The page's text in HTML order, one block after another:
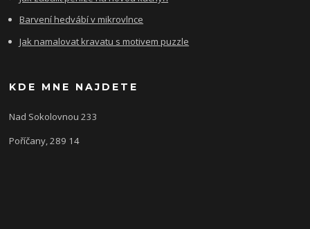
Barvení hedvábí v mikrovlnce
Jak namalovat kravatu s motivem puzzle
KDE MNE NAJDETE
Nad Sokolovnou 233
Poříčany, 289 14